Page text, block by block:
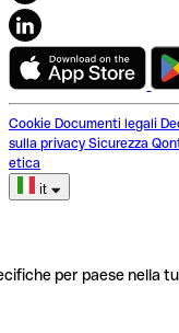
Cookie Documenti legali
sulla privacy Sicurezza
etica
it
per paese nella